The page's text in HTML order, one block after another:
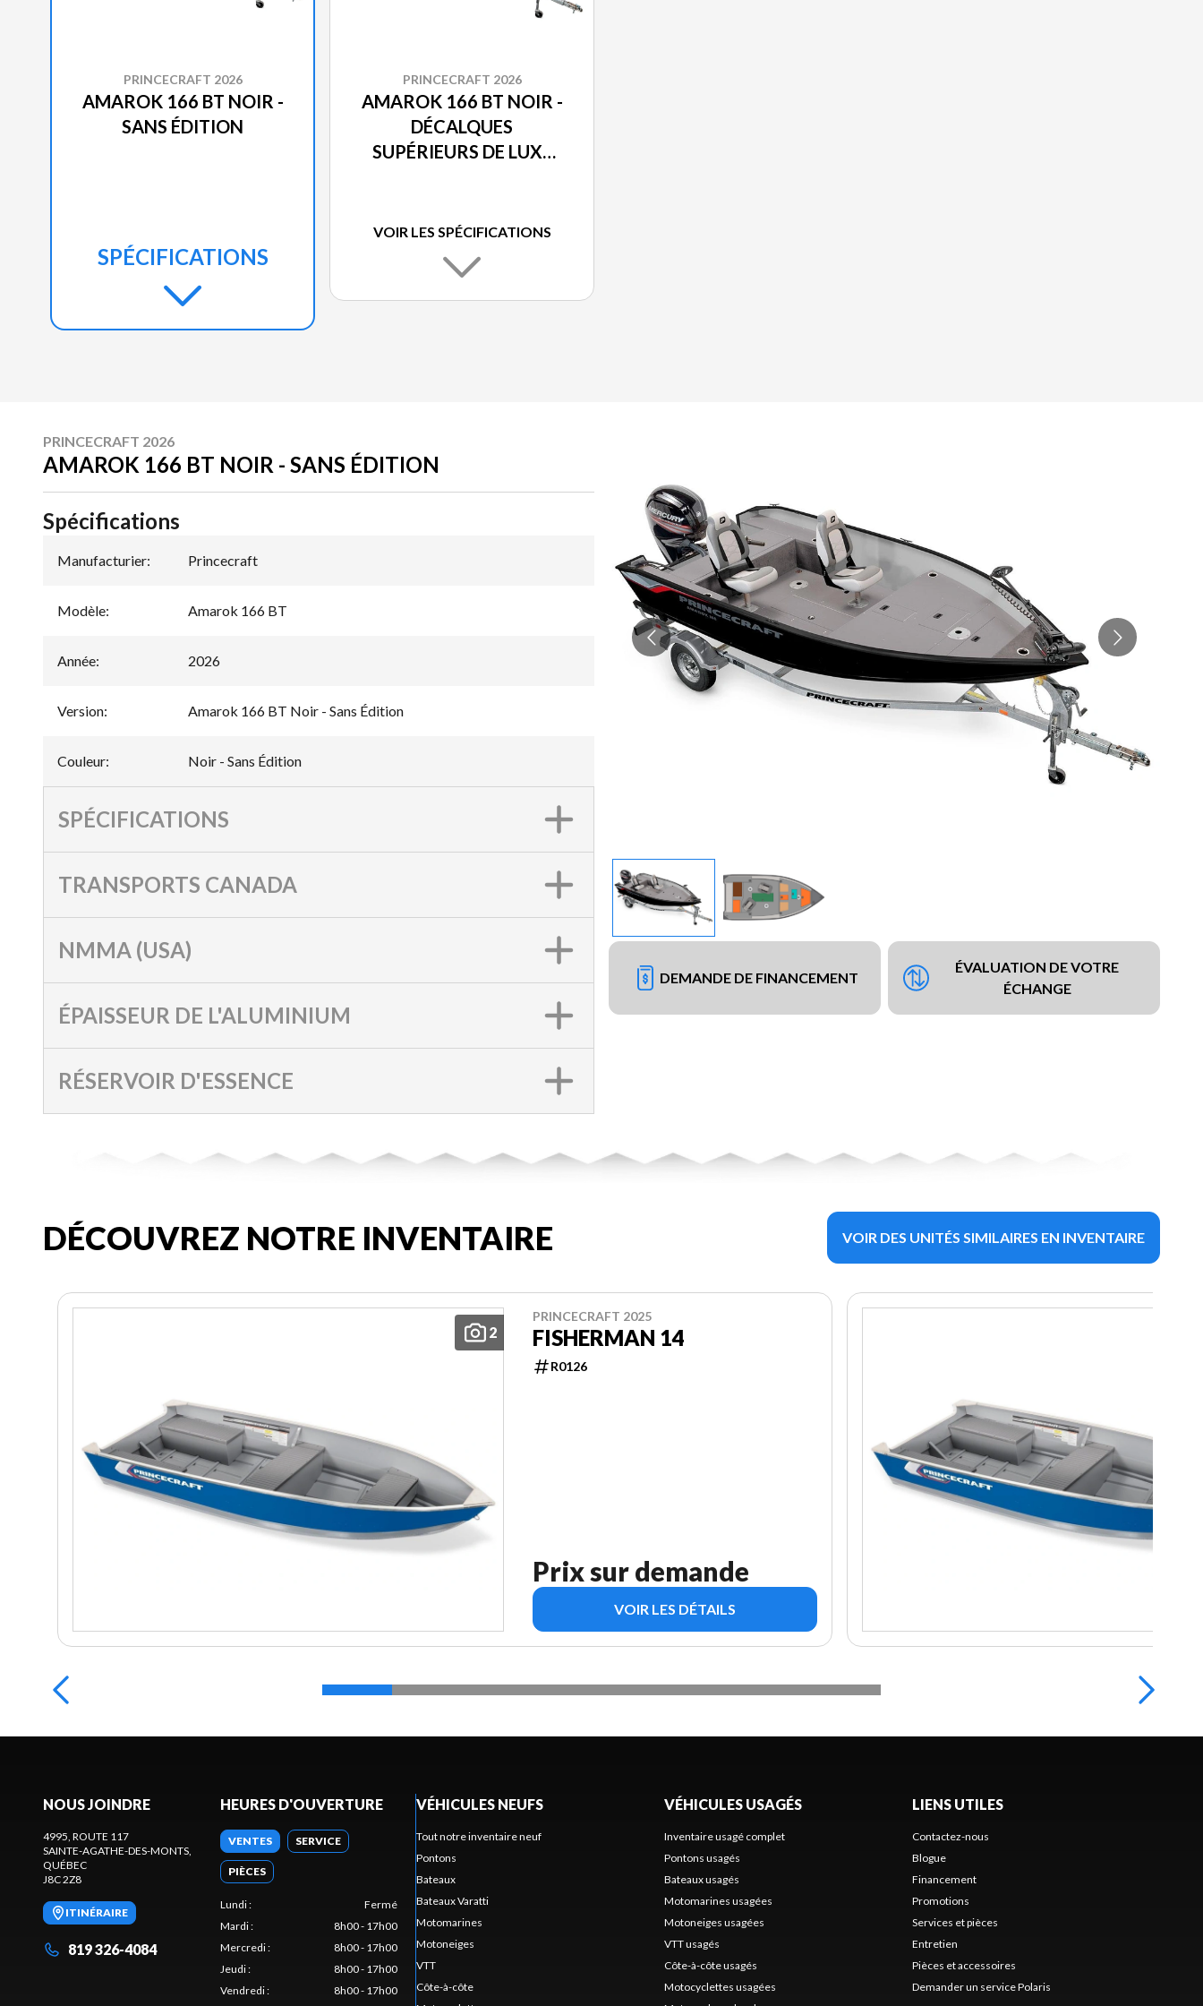
PRINCECRAFT 2026
AMAROK 166 BT NOIR -
SANS ÉDITION
SPÉCIFICATIONS
PRINCECRAFT 2026
AMAROK 166 BT NOIR -
DÉCALQUES
SUPÉRIEURS DE LUXE
VOIR LES SPÉCIFICATIONS
PRINCECRAFT 2026
AMAROK 166 BT NOIR - SANS ÉDITION
DEMANDE DE FINANCEMENT
ÉVALUATION DE VOTRE
ÉCHANGE
Spécifications
Manufacturier: Princecraft
Modèle: Amarok 166 BT
Année: 2026
Version: Amarok 166 BT Noir - Sans Édition
Couleur: Noir - Sans Édition
SPÉCIFICATIONS
TRANSPORTS CANADA
NMMA (USA)
ÉPAISSEUR DE L'ALUMINIUM
RÉSERVOIR D'ESSENCE
DÉCOUVREZ NOTRE INVENTAIRE VOIR DES UNITÉS SIMILAIRES EN INVENTAIRE
2
PRINCECRAFT 2025
FISHERMAN 14
R0126
Prix sur demande
VOIR LES DÉTAILS
NOUS JOINDRE
4995, ROUTE 117
SAINTE-AGATHE-DES-MONTS
QUÉBEC
J8C 2Z8
ITINÉRAIRE
819 326-4084
HEURES D'OUVERTURE
VENTES SERVICE
PIÈCES
Lundi:
Fermé
Mardi:
8h00 - 17h00
Mercredi:
8h00 - 17h00
Jeudi:
8h00 - 17h00
Vendredi:
8h00 - 17h00
VÉHICULES NEUFS
Tout notre inventaire neuf
Pontons
Bateaux
Bateaux Varatti
Motomarines
Motoneiges
VTT
Côte-à-côte
VÉHICULES USAGÉS
Inventaire usagé complet
Pontons usagés
Bateaux usagés
Motomarines usagées
Motoneiges usagées
VTT usagés
Côte-à-côte usagés
Motocyclettes usagées
LIENS UTILES
Contactez-nous
Blogue
Financement
Promotions
Services et pièces
Entretien
Pièces et accessoires
Demander un service Polaris